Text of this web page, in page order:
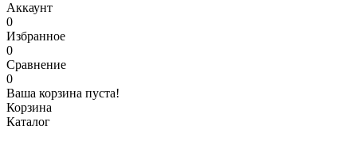
Аккаунт
0
Избранное
0
Сравнение
0
Ваша корзина пуста!
Корзина
Каталог